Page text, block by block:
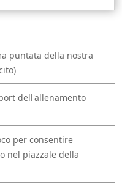
puntata della nostra
dell'allenamento
per consentire
nel piazzale della